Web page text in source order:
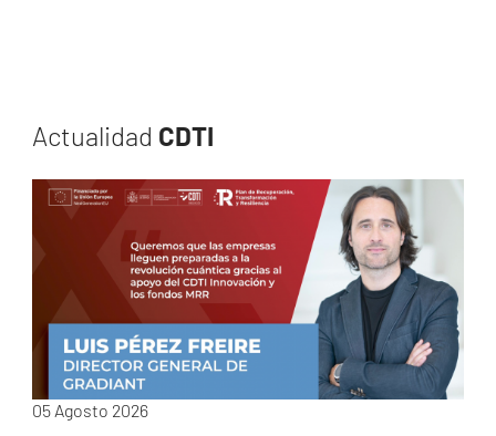
Actualidad CDTI
05 Agosto 2026